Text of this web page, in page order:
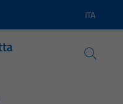
Lingua
ITA